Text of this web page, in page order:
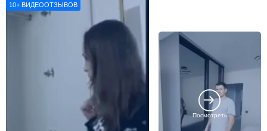
10+ ВИДЕООТЗЫВОВ
Посмотреть